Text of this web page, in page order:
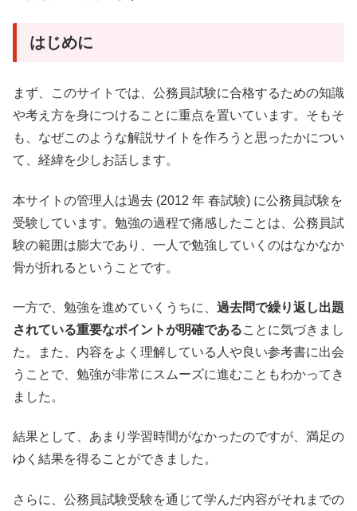
はじめに
まず、このサイトでは、公務員試験に合格するための知識
や考え方を身につけることに重点を置いています。そもそ
も、なぜこのような解説サイトを作ろうと思ったかについ
て、経緯を少しお話します。
本サイトの管理人は過去 (2012 年 春試験) に公務員試験を
受験しています。勉強の過程で痛感したことは、公務員試
験の範囲は膨大であり、一人で勉強していくのはなかなか
骨が折れるということです。
一方で、勉強を進めていくうちに、 過去問で繰り返し出題
されている重要なポイントが明確であることに気づきまし
た。また、内容をよく理解している人や良い参考書に出会
うことで、勉強が非常にスムーズに進むこともわかってき
ました。
結果として、あまり学習時間がなかったのですが、満足の
ゆく結果を得ることができました。
さらに、公務員試験受験を通じて学んだ内容がそれまでの